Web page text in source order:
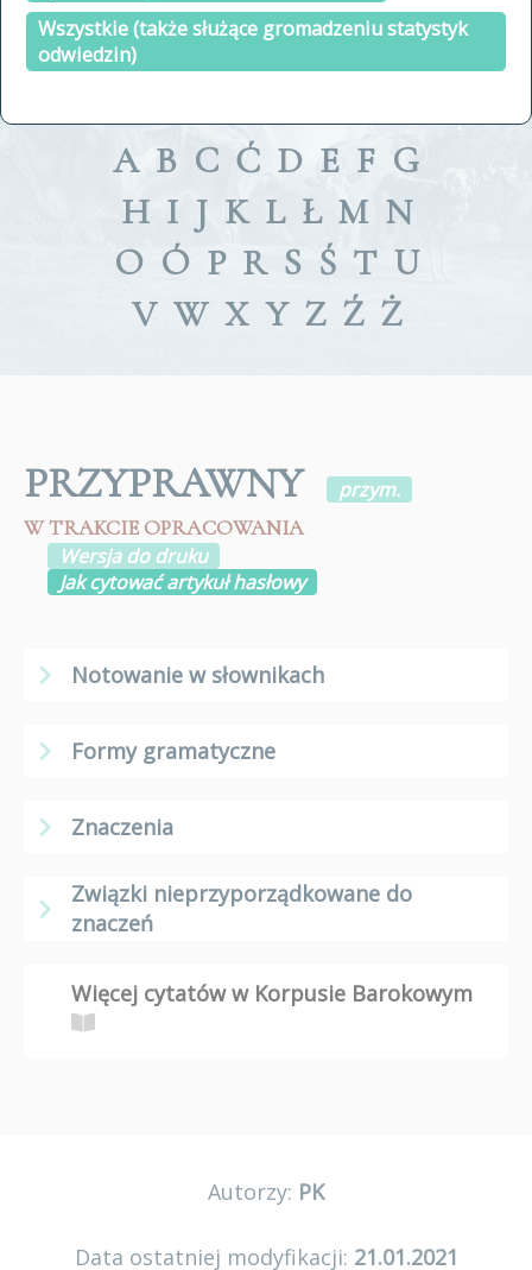
Wszystkie (także służące gromadzeniu statystyk
odwiedzin)
a fronte
a tergo
A B C Ć D E F G
H I J K L Ł M N
O Ó P R S Ś T U
V W X Y Z Ź Ż
PRZYPRAWNY
przym.
W TRAKCIE OPRACOWANIA
Wersja do druku
Jak cytować artykuł hasłowy
Notowanie w słownikach
Formy gramatyczne
Znaczenia
Związki nieprzyporządkowane do
znaczeń
Więcej cytatów w Korpusie Barokowym
Autorzy: PK
Data ostatniej modyfikacji: 21.01.2021